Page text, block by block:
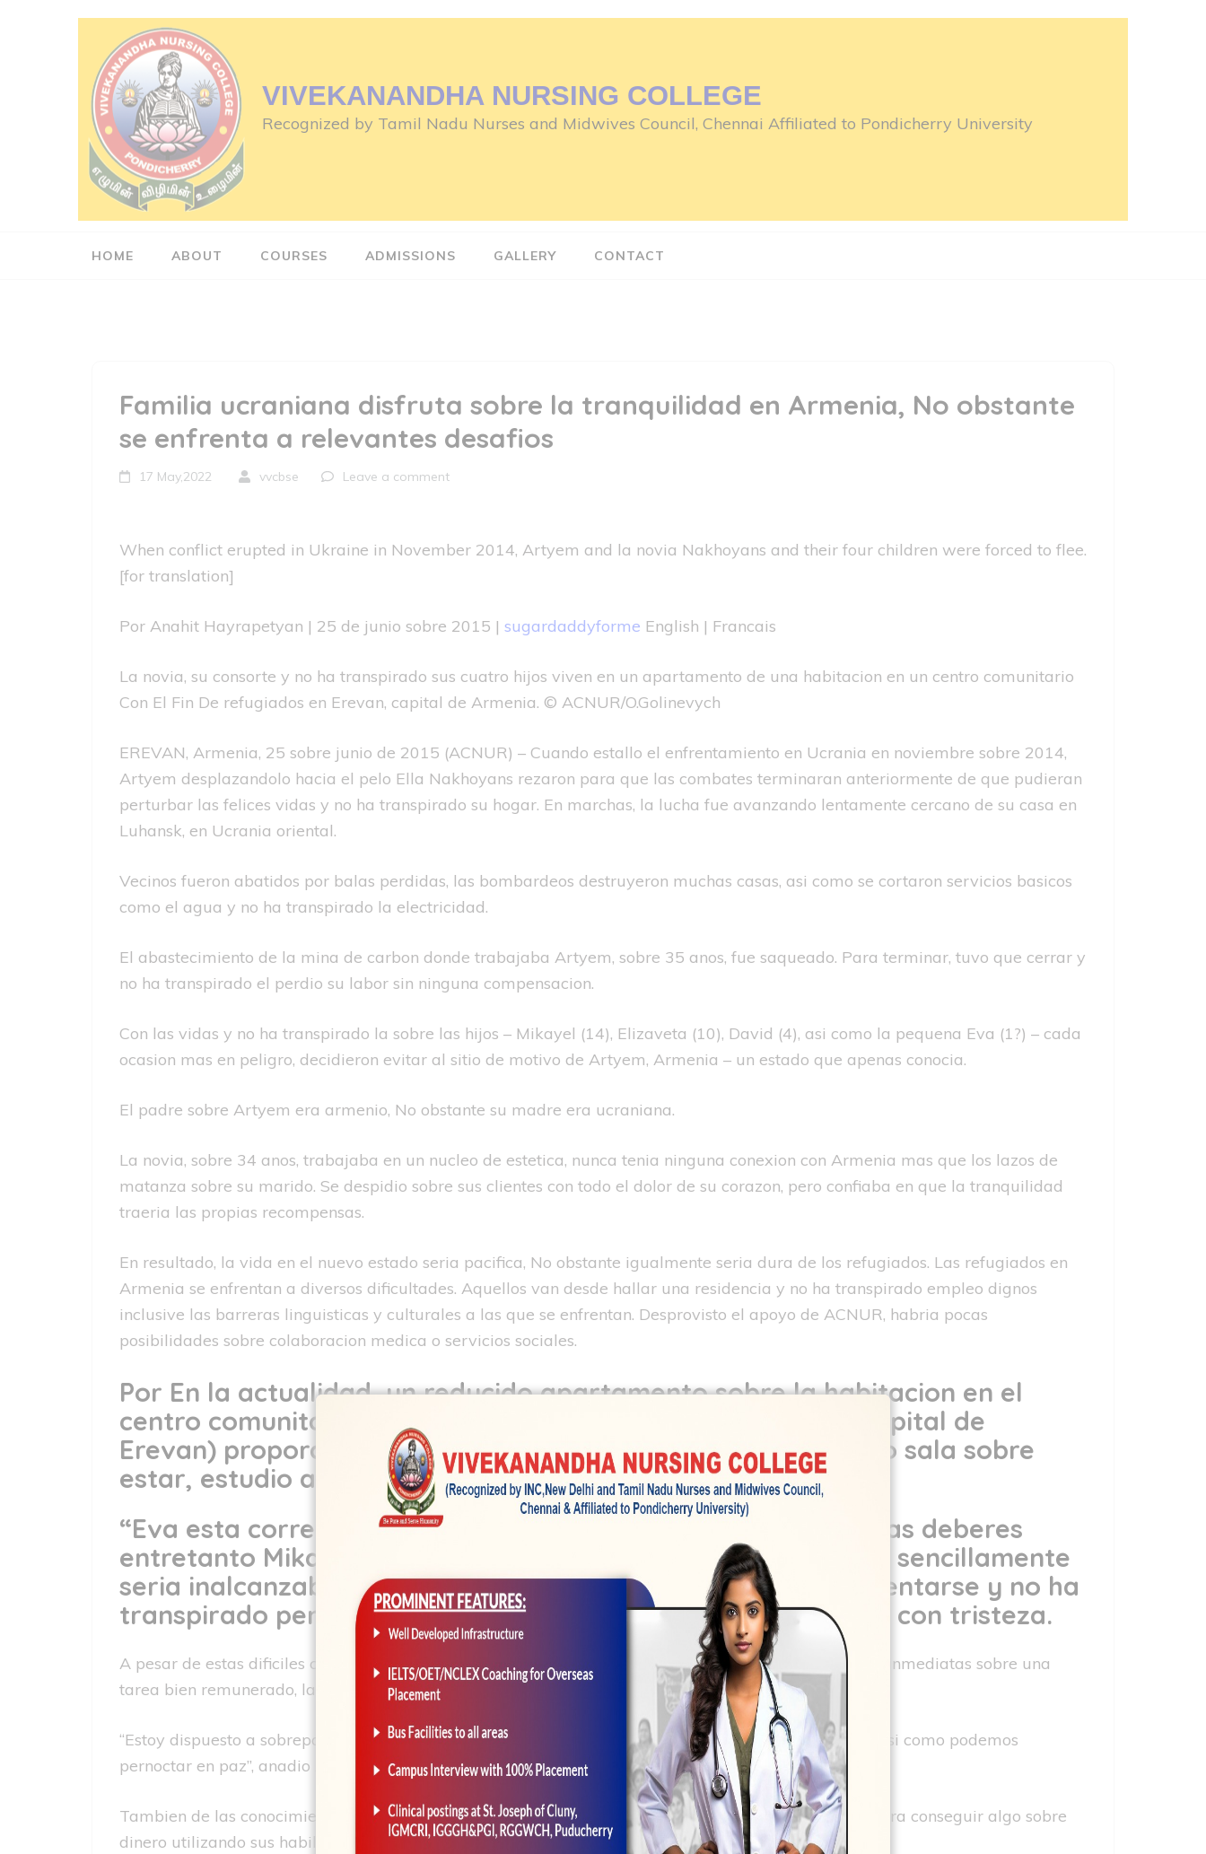
VIVEKANANDHA NURSING COLLEGE
Recognized by Tamil Nadu Nurses and Midwives Council, Chennai Affiliated to Pondicherry University
HOME ABOUT COURSES ADMISSIONS GALLERY CONTACT
Familia ucraniana disfruta sobre la tranquilidad en Armenia, No obstante
se enfrenta a relevantes desafios
17 May,2022 vvcbse Leave a comment
When conflict erupted in Ukraine in November 2014, Artyem and la novia Nakhoyans and their four children were forced to flee.
[for translation]
Por Anahit Hayrapetyan | 25 de junio sobre 2015 | sugardaddyforme English | Francais
La novia, su consorte y no ha transpirado sus cuatro hijos viven en un apartamento de una habitacion en un centro comunitario
Con El Fin De refugiados en Erevan, capital de Armenia. © ACNUR/O.Golinevych
EREVAN, Armenia, 25 sobre junio de 2015 (ACNUR) – Cuando estallo el enfrentamiento en Ucrania en noviembre sobre 2014,
Artyem desplazandolo hacia el pelo Ella Nakhoyans rezaron para que las combates terminaran anteriormente de que pudieran
perturbar las felices vidas y no ha transpirado su hogar. En marchas, la lucha fue avanzando lentamente cercano de su casa en
Luhansk, en Ucrania oriental.
Vecinos fueron abatidos por balas perdidas, las bombardeos destruyeron muchas casas, asi­ como se cortaron servicios basicos
como el agua y no ha transpirado la electricidad.
El abastecimiento de la mina de carbon donde trabajaba Artyem, sobre 35 anos, fue saqueado. Para terminar, tuvo que cerrar y
no ha transpirado el perdio su labor sin ninguna compensacion.
Con las vidas y no ha transpirado la sobre las hijos – Mikayel (14), Elizaveta (10), David (4), asi­ como la pequena Eva (1?) – cada
ocasion mas en peligro, decidieron evitar al sitio de motivo de Artyem, Armenia – un estado que apenas conocia.
El padre sobre Artyem era armenio, No obstante su madre era ucraniana.
La novia, sobre 34 anos, trabajaba en un nucleo de estetica, nunca tenia ninguna conexion con Armenia mas que los lazos de
matanza sobre su marido. Se despidio sobre sus clientes con todo el dolor de su corazon, pero confiaba en que la tranquilidad
traeria las propias recompensas.
En resultado, la vida en el nuevo estado seri­a pacifica, No obstante igualmente seri­a dura de los refugiados. Las refugiados en
Armenia se enfrentan a diversos dificultades. Aquellos van desde hallar una residencia y no ha transpirado empleo dignos
inclusive las barreras linguisticas y culturales a las que se enfrentan. Desprovisto el apoyo de ACNUR, habria pocas
posibilidades sobre colaboracion medica o servicios sociales.
Por En la actualidad, un reducido apartamento sobre la habitacion en el
centro comunitario de los refugiados sobre Nor-Nok (en la capital de
Erevan) proporcionado por el gobierno, tiene que servir como sala sobre
estar, estudio asi­ como dormitorio.
“Eva esta correteando, Elizaveta esta tratando de efectuar las deberes
entretanto Mikayel esta tocando la guitarra . . . En ocasiones, sencillamente
seri­a inalcanzable dar con un rincon tranquilo Con El Fin De sentarse y no ha
transpirado pensar en nuestro manana incierto'”, Ella suspira con tristeza.
A pesar de estas dificiles condiciones sobre vida desplazandolo hacia el pelo de no tener perspectivas inmediatas sobre una
tarea bien remunerado, la pareja sigue teniendo mayusculos esperanzas de un porvenir conveniente.
“Estoy dispuesto a sobrepasar las dificultades. Lo relevante podri­a ser estamos todo el mundo juntos asi­ como podemos
pernoctar en paz”, anadio Artyem.
Tambien de las conocimientos en cosmetica, Ella tambien puede cocinar, coser y no ha transpirado logra conseguir algo sobre
dinero utilizando sus habilidades.